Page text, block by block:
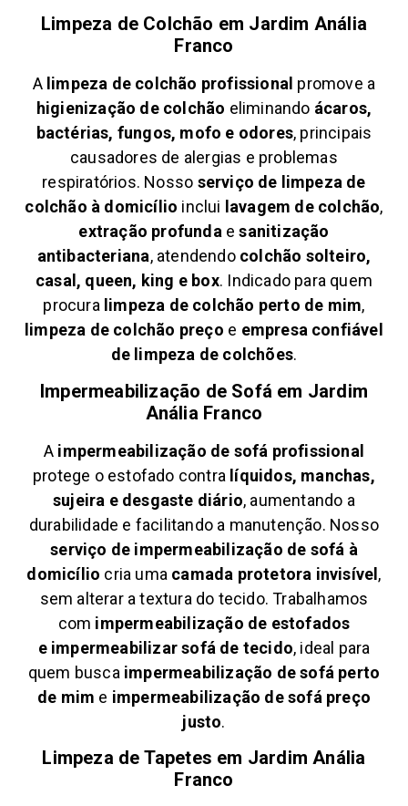
Limpeza de Colchão em Jardim Anália
Franco
A limpeza de colchão profissional promove a
higienização de colchão eliminando ácaros,
bactérias, fungos, mofo e odores, principais
causadores de alergias e problemas
respiratórios. Nosso serviço de limpeza de
colchão à domicílio inclui lavagem de colchão,
extração profunda esanitização
antibacteriana, atendendo colchão solteiro,
casal, queen, king e box. Indicado para quem
procura limpeza de colchão perto de mim,
limpeza de colchão preço e empresa confiável
de limpeza de colchões.
Impermeabilização de Sofá em Jardim
Anália Franco
A impermeabilização de sofá profissional
protege o estofado contra líquidos, manchas,
sujeira e desgaste diário, aumentando a
durabilidade e facilitando a manutenção. Nosso
serviço de impermeabilização de sofá à
domicílio cria uma camada protetora invisível,
sem alterar a textura do tecido. Trabalhamos
com impermeabilização de estofados
e impermeabilizar sofá de tecido, ideal para
quem busca impermeabilização de sofá perto
de mim e impermeabilização de sofá preço
justo.
Limpeza de Tapetes em Jardim Anália
Franco